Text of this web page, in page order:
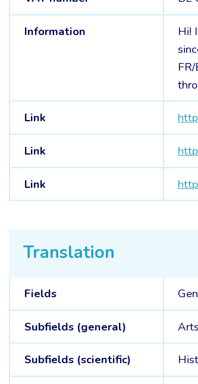
Information
Hi!
Link
Link
Link
Translation
Fields
Subfields (general)
Subfields (scientific)